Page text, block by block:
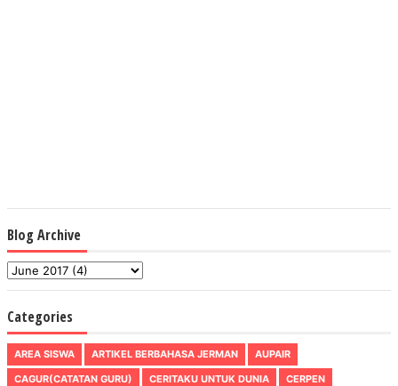
Blog Archive
Categories
AREA SISWA ARTIKEL BERBAHASA JERMAN
AUPAIR
CAGUR(CATATAN GURU)
CERITAKU UNTUK DUNIA
CERPEN